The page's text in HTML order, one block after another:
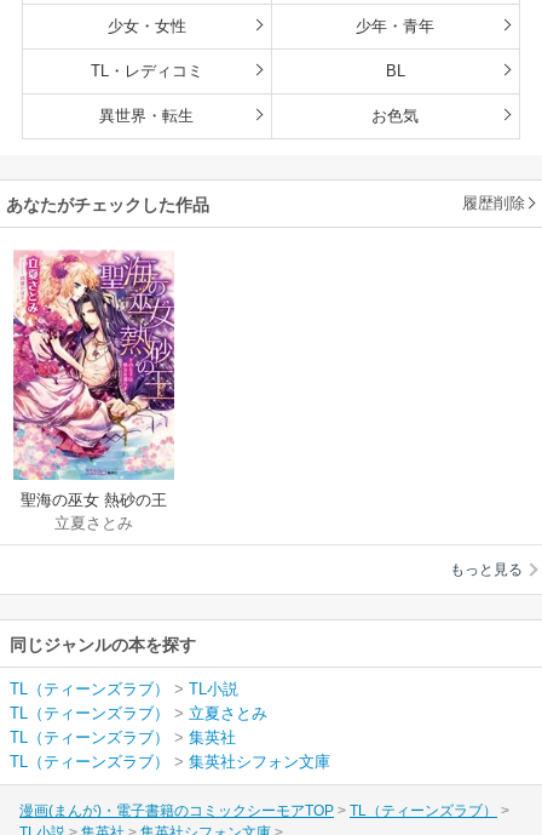
少女・女性 少年・青年
TL・レディコミ BL
異世界・転生 お色気
あなたがチェックした作品 履歴削除
聖海の巫女 熱砂の王
その左手は処女を濡
らす【特典SS・イラ
立夏さとみ
もっと見る
同じジャンルの本を探す
TL（ティーンズラブ） > TL小説
TL（ティーンズラブ）
> 立夏さとみ
TL（ティーンズラブ）
> 集英社
TL（ティーンズラブ）
> 集英社シフォン文庫
漫画(まんが)・電子書籍のコミックシーモアTOP
TL（ティーンズラブ）